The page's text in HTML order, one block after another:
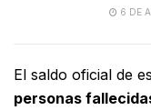
6 DE
El saldo oficial de
personas